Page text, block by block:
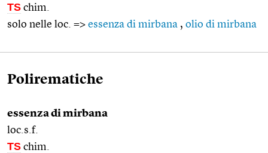
TS chim.
solo nelle loc. => essenza di mirbana , olio di mirbana
Polirematiche
essenza di mirbana
loc.s.f.
TS chim.